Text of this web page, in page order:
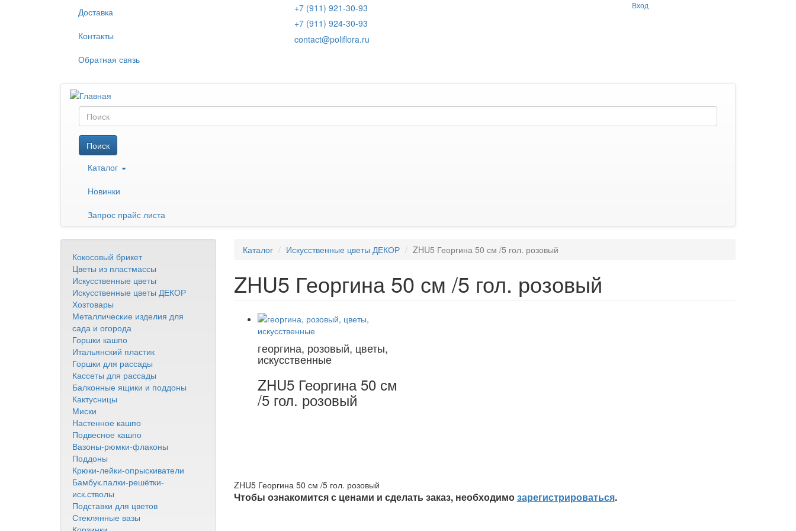
Доставка
Контакты
Обратная связь
+7 (911) 921-30-93
+7 (911) 924-30-93
contact@poliflora.ru
Вход
Поиск
Поиск
Каталог
Новинки
Запрос прайс листа
Кокосовый брикет
Цветы из пластмассы
Искусственные цветы
Искусственные цветы ДЕКОР
Хозтовары
Металлические изделия для
сада и огорода
Горшки кашпо
Итальянский пластик
Горшки для рассады
Кассеты для рассады
Балконные ящики и поддоны
Кактусницы
Миски
Настенное кашпо
Подвесное кашпо
Вазоны-рюмки-флаконы
Поддоны
Крюки-лейки-опрыскиватели
Бамбук.палки-решётки-
иск.стволы
Подставки для цветов
Стеклянные вазы
Каталог Искусственные цветы ДЕКОР ZHU5 Георгина 50 см /5 гол. розовый
ZHU5 Георгина 50 см /5 гол. розовый
георгина, розовый, цветы,
искусственные
ZHU5 Георгина 50 см
/5 гол. розовый
ZHU5 Георгина 50 см /5 гол. розовый
Чтобы ознакомится с ценами и сделать заказ, необходимозарегистрироваться.